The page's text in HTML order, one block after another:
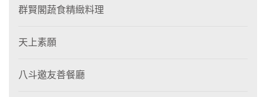
群賢閣蔬食精緻料理
天上素願
八斗邀友善餐廳